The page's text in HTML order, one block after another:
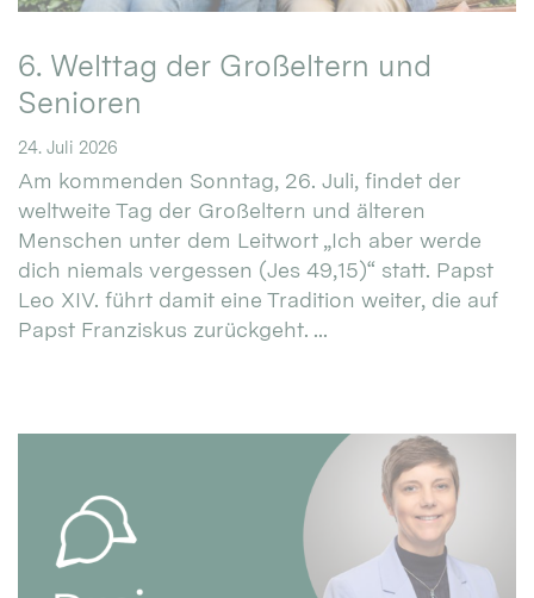
6. Welttag der Großeltern und
Senioren
24. Juli 2026
Am kommenden Sonntag, 26. Juli, findet der
weltweite Tag der Großeltern und älteren
Menschen unter dem Leitwort „Ich aber werde
dich niemals vergessen (Jes 49,15)“ statt. Papst
Leo XIV. führt damit eine Tradition weiter, die auf
Papst Franziskus zurückgeht. ...